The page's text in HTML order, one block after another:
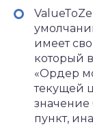
имеет
который
«Ордер
текущей
пункт,